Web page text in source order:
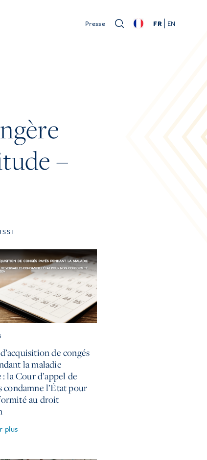
Presse FR EN
–
de congés
la maladie
la Cour d’appel de
condamne l’État pour
au droit
plus